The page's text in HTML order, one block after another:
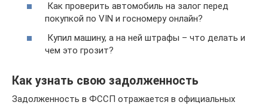
Как проверить автомобиль на залог перед
покупкой по VIN и госномеру онлайн?
Купил машину, а на ней штрафы – что делать и
чем это грозит?
Как узнать свою задолженность
Задолженность в ФССП отражается в официальных